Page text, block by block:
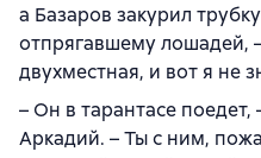
а Базаров закурил
отпрягавшему лошадей,
двухместная, и вот я не
– Он в тарантасе поедет,
Аркадий. – Ты с ним,